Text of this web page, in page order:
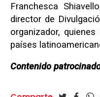
Franchesca
director de
organizador,
países
Contenido